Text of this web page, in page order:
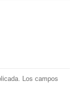
Los campos